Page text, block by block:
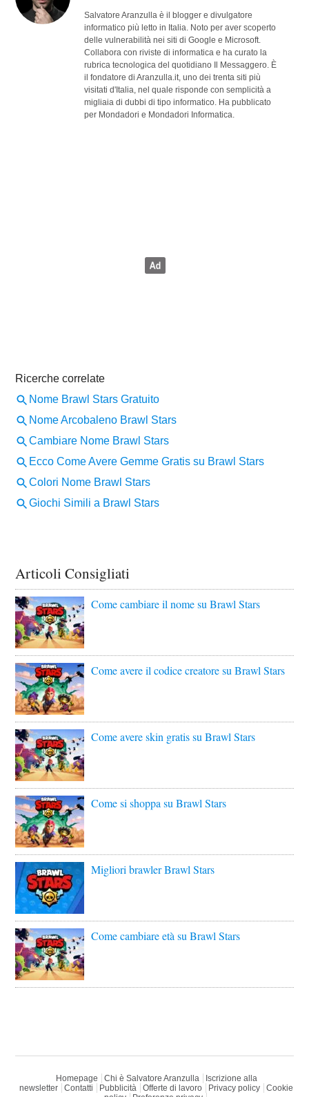
Salvatore Aranzulla è il blogger e divulgatore
informatico più letto in Italia. Noto per aver scoperto
delle vulnerabilità nei siti di Google e Microsoft.
Collabora con riviste di informatica e ha curato la
rubrica tecnologica del quotidiano Il Messaggero. È
il fondatore di Aranzulla.it, uno dei trenta siti più
visitati d'Italia, nel quale risponde con semplicità a
migliaia di dubbi di tipo informatico. Ha pubblicato
per Mondadori e Mondadori Informatica.
Articoli Consigliati
Come cambiare il nome su Brawl Stars
Come avere il codice creatore su Brawl Stars
Come avere skin gratis su Brawl Stars
Come si shoppa su Brawl Stars
Migliori brawler Brawl Stars
Come cambiare età su Brawl Stars
Homepage Chi è Salvatore Aranzulla
Iscrizione alla
newsletter
Contatti Pubblicità Offerte di lavoro Privacy policy
Cookie